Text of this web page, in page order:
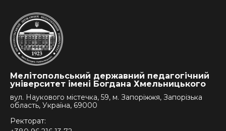
Мелітопольський державний педагогічний
університет імені Богдана Хмельницького
вул. Наукового містечка, 59, м. Запоріжжя, Запорізька
область, Україна, 69000
Ректорат: